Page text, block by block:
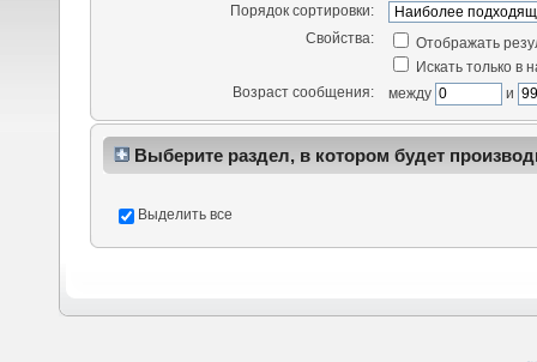
Порядок сортировки:
Свойства:
Отображать
Искать только в
Возраст сообщения:
между и
Выберите раздел, в котором будет
Выделить все